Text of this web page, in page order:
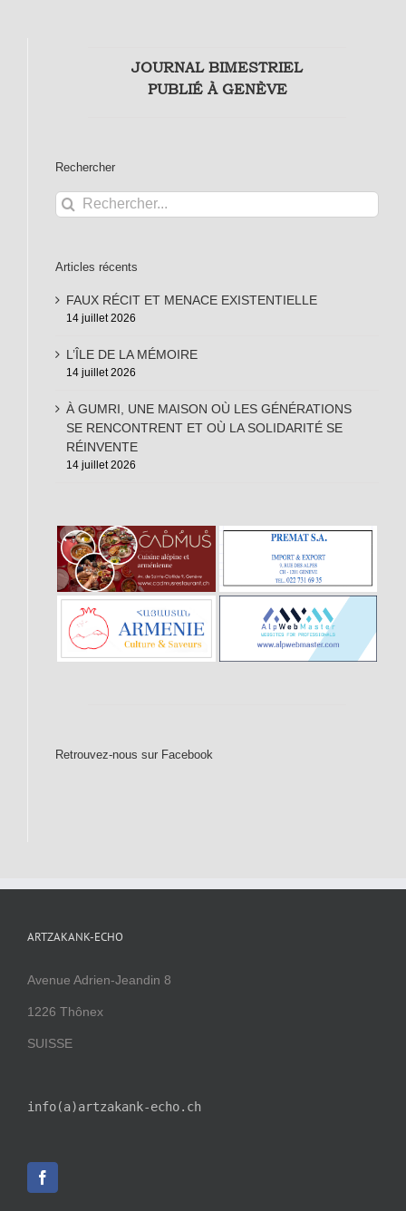
JOURNAL BIMESTRIEL
PUBLIÉ À GENÈVE
Rechercher
Rechercher:
Articles récents
FAUX RÉCIT ET MENACE EXISTENTIELLE
14 juillet 2026
L’ÎLE DE LA MÉMOIRE
14 juillet 2026
À GUMRI, UNE MAISON OÙ LES GÉNÉRATIONS
SE RENCONTRENT ET OÙ LA SOLIDARITÉ SE
RÉINVENTE
14 juillet 2026
Retrouvez-nous sur Facebook
ARTZAKANK-ECHO
Avenue Adrien-Jeandin 8
1226 Thônex
SUISSE
info(a)artzakank-echo.ch